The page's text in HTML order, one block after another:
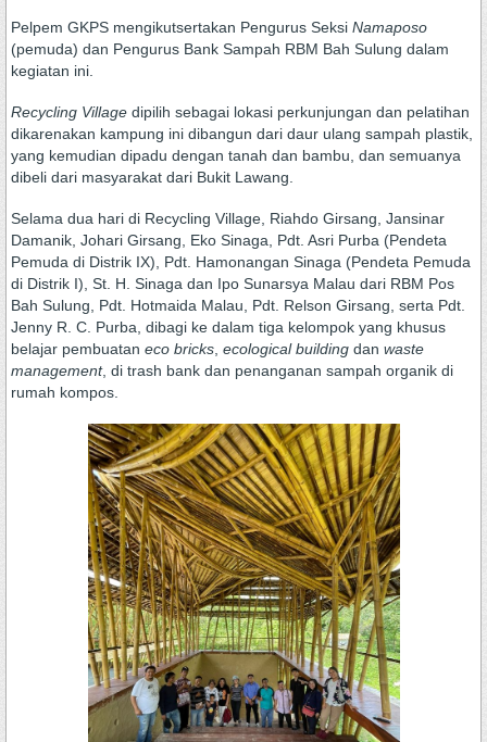
Pelpem GKPS mengikutsertakan Pengurus Seksi Namaposo
(pemuda) dan Pengurus Bank Sampah RBM Bah Sulung dalam
kegiatan ini.
Recycling Village dipilih sebagai lokasi perkunjungan dan pelatihan
dikarenakan kampung ini dibangun dari daur ulang sampah plastik,
yang kemudian dipadu dengan tanah dan bambu, dan semuanya
dibeli dari masyarakat dari Bukit Lawang.
Selama dua hari di Recycling Village, Riahdo Girsang, Jansinar
Damanik, Johari Girsang, Eko Sinaga, Pdt. Asri Purba (Pendeta
Pemuda di Distrik IX), Pdt. Hamonangan Sinaga (Pendeta Pemuda
di Distrik I), St. H. Sinaga dan Ipo Sunarsya Malau dari RBM Pos
Bah Sulung, Pdt. Hotmaida Malau, Pdt. Relson Girsang, serta Pdt.
Jenny R. C. Purba, dibagi ke dalam tiga kelompok yang khusus
belajar pembuatan eco bricks ecological building dan waste
management, di trash bank dan penanganan sampah organik di
rumah kompos.